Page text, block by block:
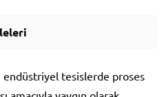
endüstriyel tesislerde proses